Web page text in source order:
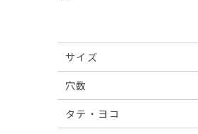
サイズ
穴数
タテ・ヨコ